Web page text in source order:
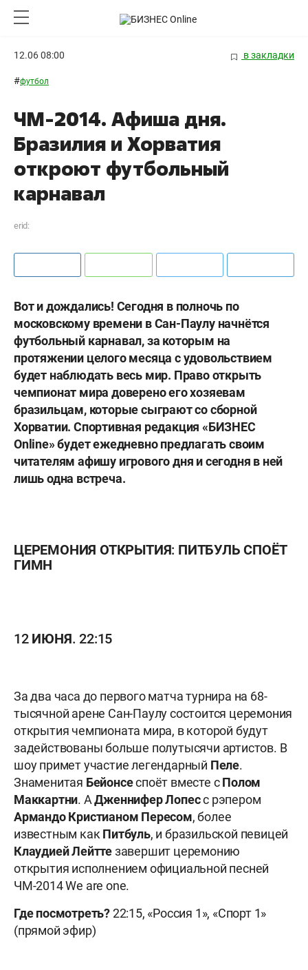
12.06 08:00 в закладки
#футбол
ЧМ-2014. Афиша дня.
Бразилия и Хорватия
откроют футбольный
карнавал
erid:
Вот и дождались! Сегодня в полночь по
московскому времени в Сан-Паулу начнётся
футбольный карнавал, за которым на
протяжении целого месяца с удовольствием
будет наблюдать весь мир. Право открыть
чемпионат мира доверено его хозяевам
бразильцам, которые сыграют со сборной
Хорватии. Спортивная редакция «БИЗНЕС
Online» будет ежедневно предлагать своим
читателям афишу игрового дня и сегодня в ней
лишь одна встреча.
ЦЕРЕМОНИЯ ОТКРЫТИЯ: ПИТБУЛЬ СПОЁТ
ГИМН
12 ИЮНЯ. 22:15
За два часа до первого матча турнира на 68-
тысячной арене Сан-Паулу состоится церемония
открытия чемпионата мира, в которой будут
задействованы больше полутысячи артистов. В
шоу примет участие легендарный Пеле.
Знаменитая Бейонсеспоёт вместе сПолом
Маккартни. АДженнифер Лопесс рэпером
Армандо Кристианом Пересом, более
известным какПитбуль, и бразильской певицей
Клаудией Лейттезавершит церемонию
открытия исполнением официальной песней
ЧМ-2014 We are one.
Где посмотреть?22:15, «Россия 1», «Спорт 1»
(прямой эфир)